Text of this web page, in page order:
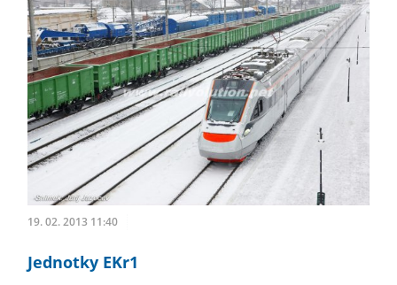
19. 02. 2013 11:40
Jednotky EKr1